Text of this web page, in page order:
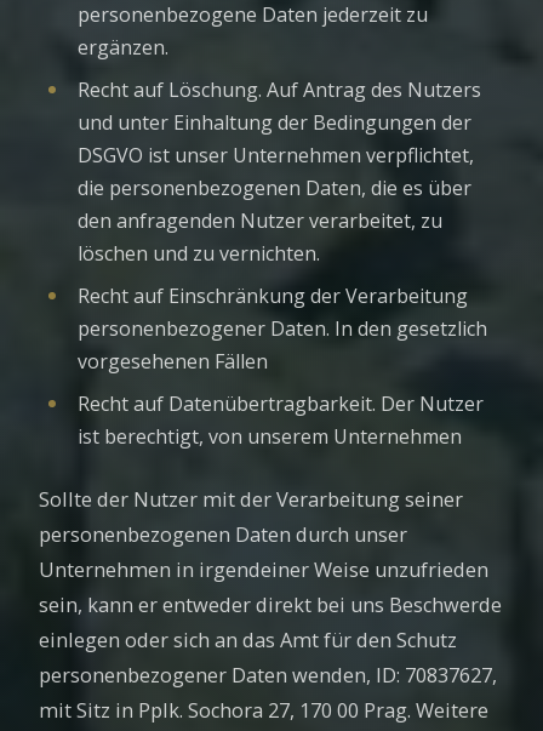
personenbezogene Daten jederzeit zu
ergänzen.
Recht auf Löschung. Auf Antrag des Nutzers
und unter Einhaltung der Bedingungen der
DSGVO ist unser Unternehmen verpflichtet,
die personenbezogenen Daten, die es über
den anfragenden Nutzer verarbeitet, zu
löschen und zu vernichten.
Recht auf Einschränkung der Verarbeitung
personenbezogener Daten. In den gesetzlich
vorgesehenen Fällen
Recht auf Datenübertragbarkeit. Der Nutzer
ist berechtigt, von unserem Unternehmen
Sollte der Nutzer mit der Verarbeitung seiner
personenbezogenen Daten durch unser
Unternehmen in irgendeiner Weise unzufrieden
sein, kann er entweder direkt bei uns Beschwerde
einlegen oder sich an das Amt für den Schutz
personenbezogener Daten wenden, ID: 70837627,
mit Sitz in Pplk. Sochora 27, 170 00 Prag. Weitere